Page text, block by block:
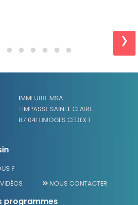
›
IMMEUBLE MSA
1 IMPASSE SAINTE CLAIRE
87 041 LIMOGES CEDEX 1
?
NOUS CONTACTER
programmes